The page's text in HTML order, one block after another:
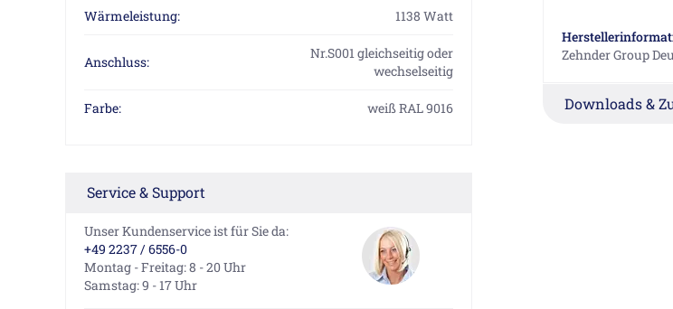
Wärmeleistung: 1138 Watt
Anschluss:
Nr.S001 gleichseitig oder
wechselseitig
Farbe: weiß RAL 9016
Service & Support
Unser Kundenservice ist für Sie da:
+49 2237 / 6556-0
Montag - Freitag: 8 - 20 Uhr
Samstag: 9 - 17 Uhr
Zehnder Group
Downloads &